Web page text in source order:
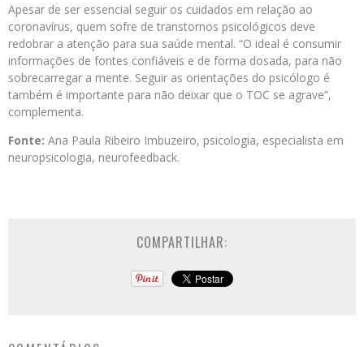
Apesar de ser essencial seguir os cuidados em relação ao
coronavírus, quem sofre de transtornos psicológicos deve
redobrar a atenção para sua saúde mental. “O ideal é consumir
informações de fontes confiáveis e de forma dosada, para não
sobrecarregar a mente. Seguir as orientações do psicólogo é
também é importante para não deixar que o TOC se agrave”,
complementa.
Fonte: Ana Paula Ribeiro Imbuzeiro, psicologia, especialista em
neuropsicologia, neurofeedback.
COMPARTILHAR: